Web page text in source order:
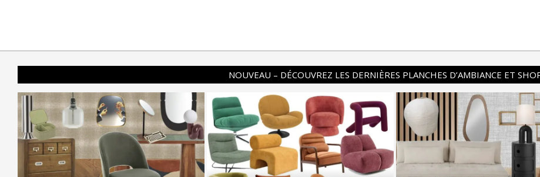
NOUVEAU – DÉCOUVREZ LES DERNIÈRES PLANCHES D’AMBIANCE ET